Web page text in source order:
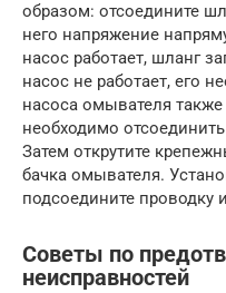
образом: отсоедините
него напряжение
насос работает, шланг
насос не работает, его
насоса омывателя
необходимо
Затем открутите
бачка омывателя.
подсоедините проводку
Советы по
неисправностей